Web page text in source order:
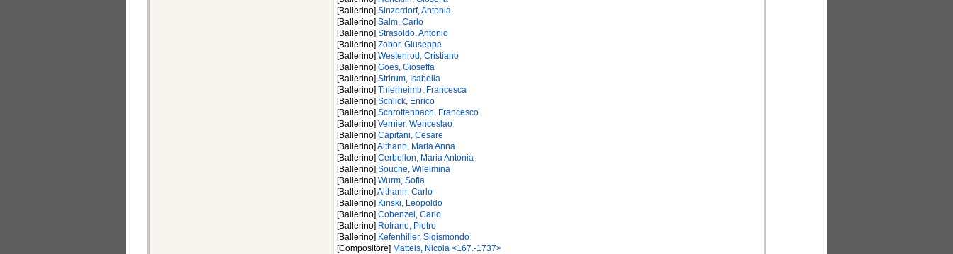
[Ballerino] Sinzerdorf, Antonia
[Ballerino] Salm, Carlo
[Ballerino] Strasoldo, Antonio
[Ballerino] Zobor, Giuseppe
[Ballerino] Westenrod, Cristiano
[Ballerino] Goes, Gioseffa
[Ballerino] Strirum, Isabella
[Ballerino]
Thierheimb, Francesca
[Ballerino] Schlick, Enrico
[Ballerino] Schrottenbach, Francesco
[Ballerino] Vernier, Wenceslao
[Ballerino] Capitani, Cesare
[Ballerino] Althann, Maria Anna
[Ballerino] Cerbellon, Maria Antonia
[Ballerino] Souche, Wilelmina
[Ballerino] Wurm, Sofia
[Ballerino] Althann, Carlo
[Ballerino]
Kinski, Leopoldo
[Ballerino] Cobenzel, Carlo
[Ballerino]
Rofrano, Pietro
[Ballerino]
Kefenhiller, Sigismondo
[Compositore]
Matteis, Nicola <167.-1737>